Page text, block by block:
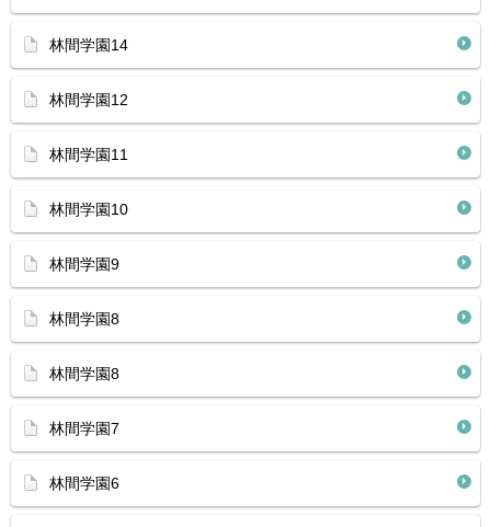
林間学園14
林間学園12
林間学園11
林間学園10
林間学園9
林間学園8
林間学園8
林間学園7
林間学園6